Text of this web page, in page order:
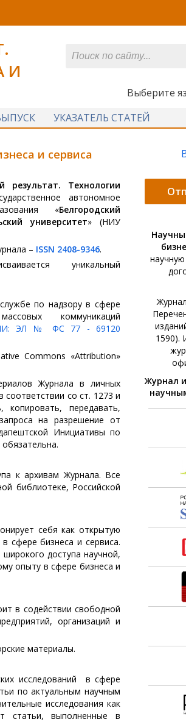
И
Выберите
УКАЗАТЕЛЬ СТАТЕЙ
и сервиса
результат. Технологии
автономное
«Белгородский
университет» (НИУ
– ISSN 2408-9346.
уникальный
по надзору в сфере
коммуникаций
СМИ: ЭЛ № ФС 77 - 69120
Commons «Attribution»
Журнала в личных
со ст. 1273 и
передавать,
на разрешение от
Инициативы по
к архивам Журнала. Все
библиотеке, Российской
себя как открытую
сфере бизнеса и сервиса.
доступа научной,
опыту в сфере бизнеса и
в содействии свободной
организаций и
материалы.
исследований в сфере
по актуальным научным
исследования как
статьи, выполненные в
1590).
Журнал